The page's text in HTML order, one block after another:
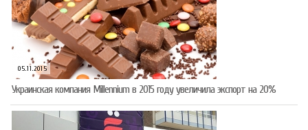
05.11.2015
Украинская компания Millennium в 2015 году увеличила экспорт на 20%